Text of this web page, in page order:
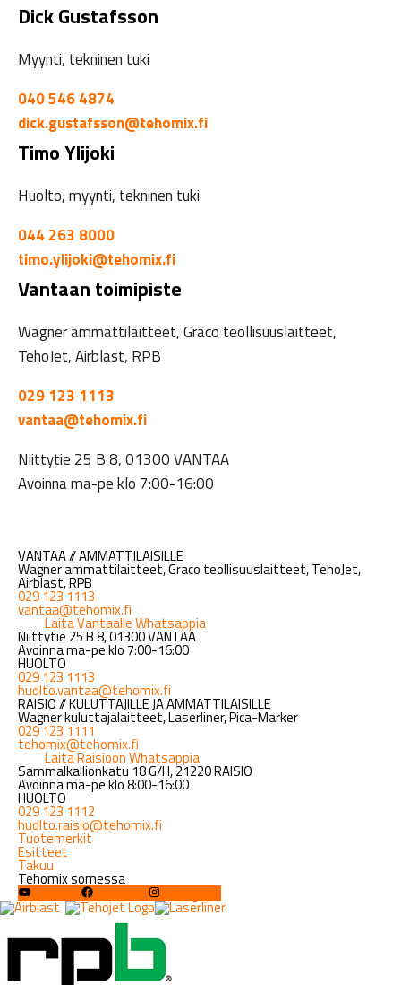
Dick Gustafsson
Myynti, tekninen tuki
040 546 4874
dick.gustafsson@tehomix.fi
Timo Ylijoki
Huolto, myynti, tekninen tuki
044 263 8000
timo.ylijoki@tehomix.fi
Vantaan toimipiste
Wagner ammattilaitteet, Graco teollisuuslaitteet,
TehoJet, Airblast, RPB
029 123 1113
vantaa@tehomix.fi
Niittytie 25 B 8, 01300 VANTAA
Avoinna ma-pe klo 7:00-16:00
VANTAA // AMMATTILAISILLE
Wagner ammattilaitteet, Graco teollisuuslaitteet, TehoJet,
Airblast, RPB
029 123 1113
vantaa@tehomix.fi
Laita Vantaalle Whatsappia
Niittytie 25 B 8, 01300 VANTAA
Avoinna ma-pe klo 7:00-16:00
HUOLTO
029 123 1113
huolto.vantaa@tehomix.fi
RAISIO // KULUTTAJILLE JA AMMATTILAISILLE
Wagner kuluttajalaitteet, Laserliner, Pica-Marker
029 123 1111
tehomix@tehomix.fi
Laita Raisioon Whatsappia
Sammalkallionkatu 18 G/H, 21220 RAISIO
Avoinna ma-pe klo 8:00-16:00
HUOLTO
029 123 1112
huolto.raisio@tehomix.fi
Tuotemerkit
Esitteet
Takuu
Tehomix somessa